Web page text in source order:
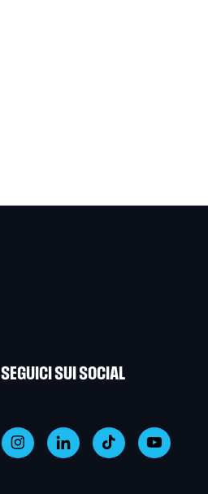
SEGUICI SUI SOCIAL